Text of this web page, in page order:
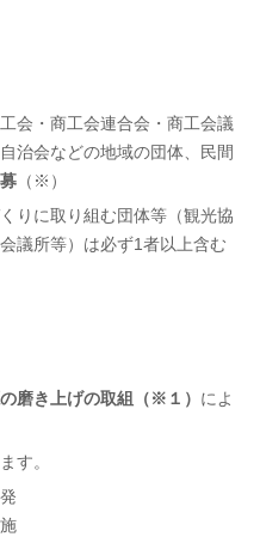
会・商工会連合会・商工会議
治会などの地域の団体、民間
（※）
りに取り組む団体等（観光協
議所等）は必ず1者以上含む
磨き上げの取組（※１） によ
す。